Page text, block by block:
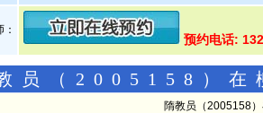
预约电话:
员（2005158）在
隋教员（2005158